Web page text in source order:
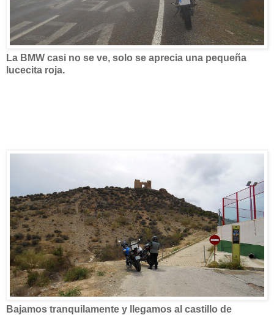
La BMW casi no se ve, solo se aprecia una pequeña
lucecita roja.
Bajamos tranquilamente y llegamos al castillo de